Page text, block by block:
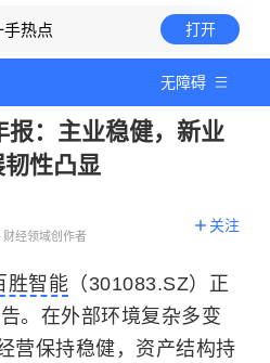
手热点 打开
无障碍
报：主业稳健，新业
性凸显
财经领域创作者
关注
胜智能 （301083.SZ）正
。在外部环境复杂多变
营保持稳健，资产结构持